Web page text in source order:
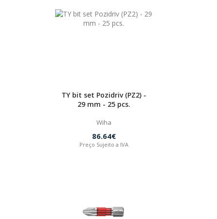
TY bit set Pozidriv (PZ2) -
29 mm - 25 pcs.
Wiha
86.64€
Preço Sujeito a IVA